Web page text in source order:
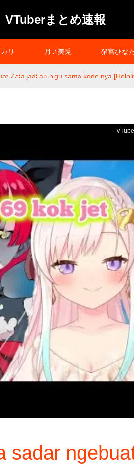
VTuberまとめ速報
リ 月ノ美兎 猫宮ひな
プライバシーポリシー
Zeta jadi ambigu sama kode nya
sadar